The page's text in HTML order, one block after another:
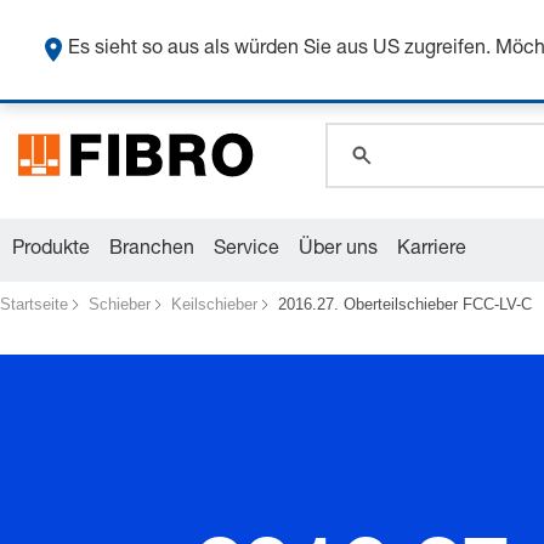
Produkte Branchen Service Über uns Karriere
Startseite Schieber Keilschieber 2016.27. Oberteilschieber FCC-LV-C
Es sieht so aus als würden Sie aus US zugreifen.